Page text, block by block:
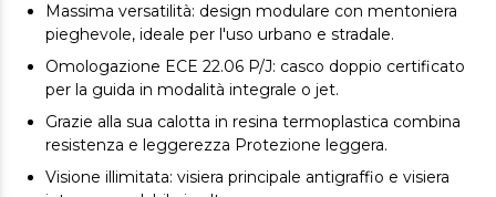
Massima versatilità: design modulare con mentoniera
pieghevole, ideale per l'uso urbano e stradale.
Omologazione ECE 22.06 P/J: casco doppio certificato
per la guida in modalità integrale o jet.
Grazie alla sua calotta in resina termoplastica combina
resistenza e leggerezza Protezione leggera.
Visione illimitata: visiera principale antigraffio e visiera